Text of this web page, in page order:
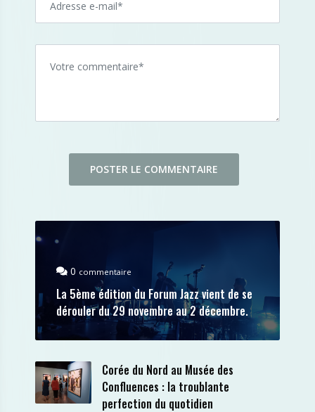
0 commentaire
La 5ème édition du Forum Jazz vient de se
dérouler du 29 novembre au 2 décembre.
Corée du Nord au Musée des
Confluences : la troublante
perfection du quotidien